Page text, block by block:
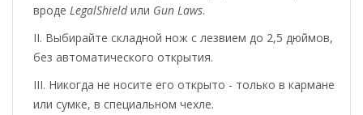
вроде LegalShieldили Gun Laws.
Выбирайте складной нож с лезвием до 2,5 дюймов,
без автоматического открытия.
Никогда не носите его открыто - только в кармане
или сумке, в специальном чехле.